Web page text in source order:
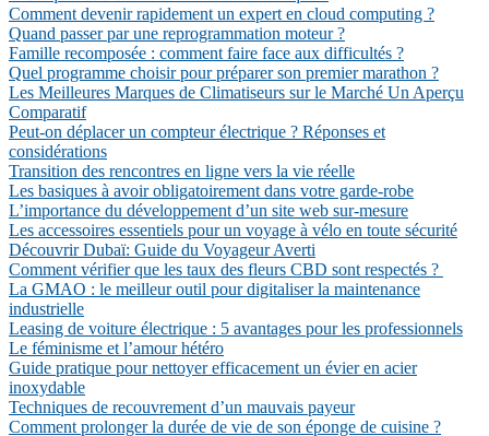
Comment devenir rapidement un expert en cloud computing ?
Quand passer par une reprogrammation moteur ?
Famille recomposée : comment faire face aux difficultés ?
Quel programme choisir pour préparer son premier marathon ?
Les Meilleures Marques de Climatiseurs sur le Marché Un Aperçu
Comparatif
Peut-on déplacer un compteur électrique ? Réponses et
considérations
Transition des rencontres en ligne vers la vie réelle
Les basiques à avoir obligatoirement dans votre garde-robe
L’importance du développement d’un site web sur-mesure
Les accessoires essentiels pour un voyage à vélo en toute sécurité
Découvrir Dubaï: Guide du Voyageur Averti
Comment vérifier que les taux des fleurs CBD sont respectés ?
La GMAO : le meilleur outil pour digitaliser la maintenance
industrielle
Leasing de voiture électrique : 5 avantages pour les professionnels
Le féminisme et l’amour hétéro
Guide pratique pour nettoyer efficacement un évier en acier
inoxydable
Techniques de recouvrement d’un mauvais payeur
Comment prolonger la durée de vie de son éponge de cuisine ?